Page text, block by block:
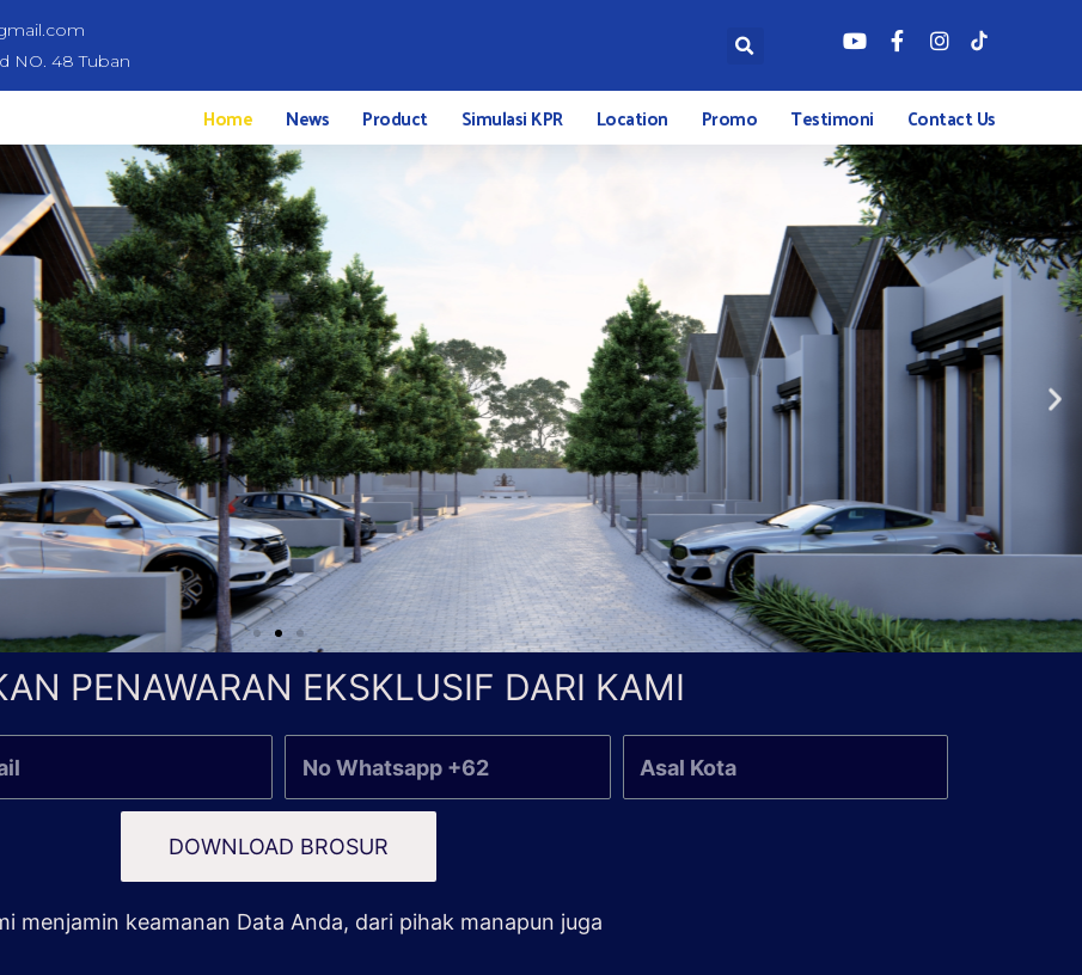
NO. 48 Tuban
Home News Product Simulasi KPR Location Promo Testimoni Contact Us
PENAWARAN EKSKLUSIF DARI KAMI
DOWNLOAD BROSUR
menjamin keamanan Data Anda, dari pihak manapun juga